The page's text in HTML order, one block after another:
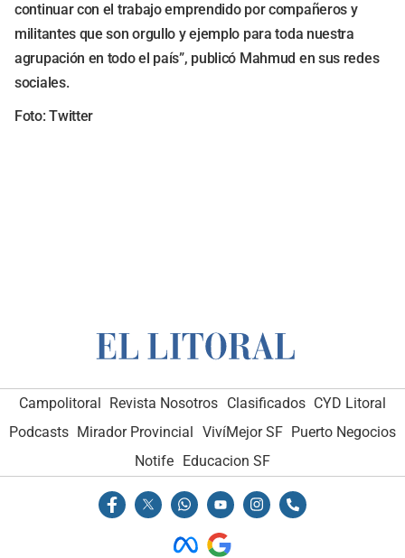
continuar con el trabajo emprendido por compañeros y
militantes que son orgullo y ejemplo para toda nuestra
agrupación en todo el país”, publicó Mahmud en sus redes
sociales.
Foto: Twitter
Campolitoral Revista Nosotros Clasificados CYD Litoral
Podcasts Mirador Provincial VivíMejor SF Puerto Negocios
Notife Educacion SF